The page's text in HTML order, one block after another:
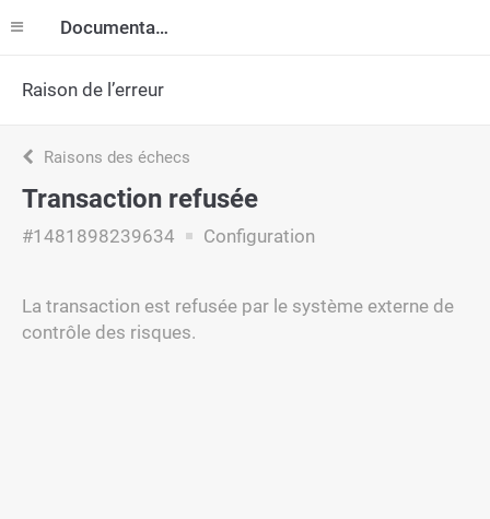
Documentation
Raison de l’erreur
Raisons des échecs
Transaction refusée
#1481898239634 Configuration
La transaction est refusée par le système externe de
contrôle des risques.